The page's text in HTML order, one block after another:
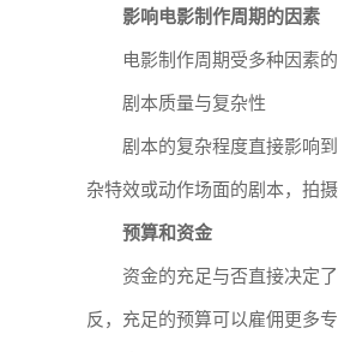
影响电影制作周期的因素
电影制作周期受多种因素
剧本质量与复杂性
剧本的复杂程度直接影响
杂特效或动作场面的剧本，拍
预算和资金
资金的充足与否直接决定
反，充足的预算可以雇佣更多